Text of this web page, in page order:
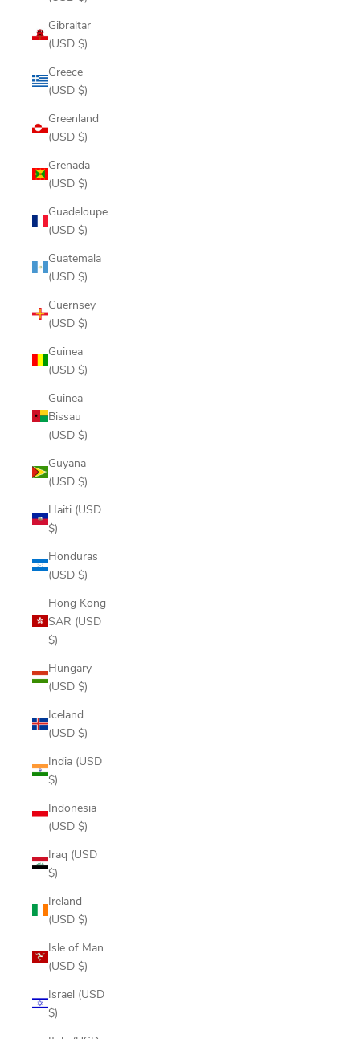
Gibraltar
(USD $)
Greece
(USD $)
Greenland
(USD $)
Grenada
(USD $)
Guadeloupe
(USD $)
Guatemala
(USD $)
Guernsey
(USD $)
Guinea
(USD $)
Guinea-
Bissau
(USD $)
Guyana
(USD $)
Haiti (USD
$)
Honduras
(USD $)
Hong Kong
SAR (USD
$)
Hungary
(USD $)
Iceland
(USD $)
India (USD
$)
Indonesia
(USD $)
Iraq (USD
$)
Ireland
(USD $)
Isle of Man
(USD $)
Israel (USD
$)